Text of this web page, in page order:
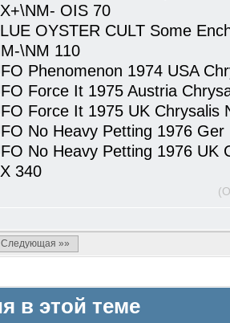
OIS 70
OYSTER CULT Some
\NM 110
Phenomenon 1974 USA
Force It 1975 Austria
Force It 1975 UK Chrysalis
No Heavy Petting 1976
No Heavy Petting 1976 UK
340
Следующая »»
в этой теме